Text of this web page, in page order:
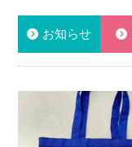
お知らせ